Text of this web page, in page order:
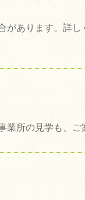
があります。詳
業所の見学も、ご